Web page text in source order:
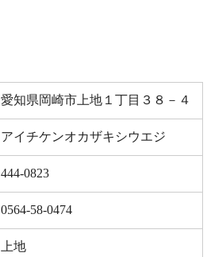
愛知県岡崎市上地１丁目３８－４
アイチケンオカザキシウエジ
444-0823
0564-58-0474
上地